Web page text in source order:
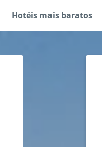
Hotéis mais baratos